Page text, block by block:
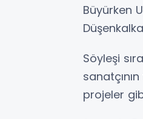
Büyürken
Söyleşi
projeler